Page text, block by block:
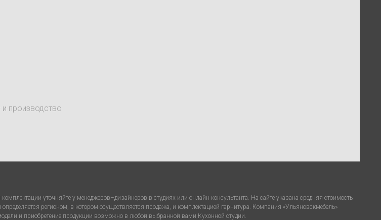
производство
уточняйте у менеджеров–дизайнеров в студиях или онлайн консультанта. На сайте указана средняя стоимость
регионом, в котором осуществляется продажа, и комплектацией гарнитура. Компания «Ульяновскмебель»
и приобретение продукции возможно в любой выбранной вами Кухонной студии.